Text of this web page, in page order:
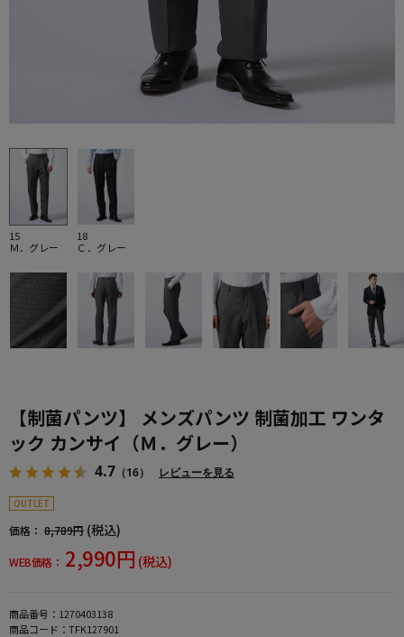
15
Ｍ．グレー
18
Ｃ．グレー
【制菌パンツ】 メンズパンツ 制菌加工 ワンタ
ック カンサイ（Ｍ．グレー）
4.7 （16） レビューを見る
OUTLET
価格： 8,789円 (税込)
WEB価格： 2,990円 (税込)
商品番号： 1270403138
商品コード： TFK127901